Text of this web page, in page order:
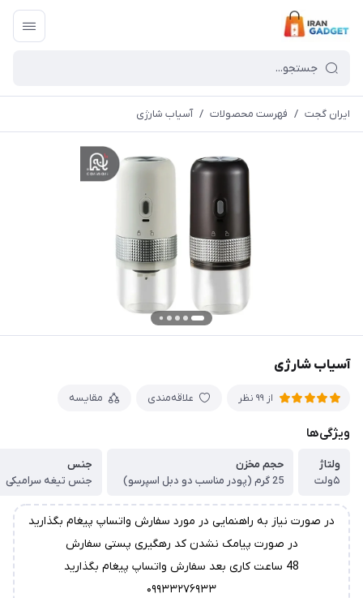
ایران گجت / فهرست محصولات / آسیاب شارژی
آسیاب شارژی
از 99 نظر علاقه‌مندی مقایسه
ویژگی‌ها
ولتاژ
۵ولت
حجم مخزن
25 گرم (پودر مناسب دو دبل اسپرسو)
جنس
جنس تیغه سرامیکی
در صورت نیاز به راهنمایی در مورد سفارش واتساپ پیغام بگذارید
در صورت پیامک نشدن کد رهگیری پستی سفارش
48 ساعت کاری بعد سفارش واتساپ پیغام بگذارید
۰۹۹۳۳۲۷۶۹۳۳